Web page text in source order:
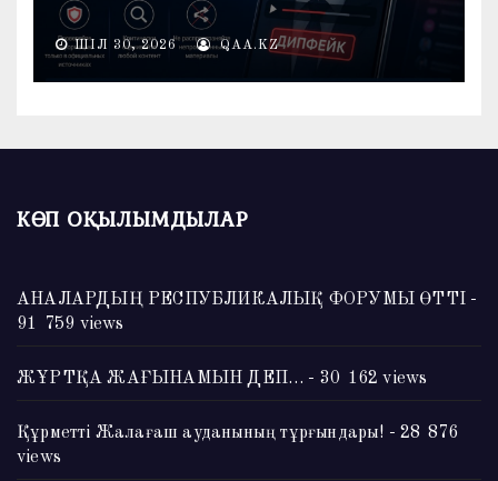
ШІЛ 30, 2026 QAA.KZ
КӨП ОҚЫЛЫМДЫЛАР
АНАЛАРДЫҢ РЕСПУБЛИКАЛЫҚ ФОРУМЫ ӨТТІ -
91 759 views
ЖҰРТҚА ЖАҒЫНАМЫН ДЕП… - 30 162 views
Құрметті Жалағаш ауданының тұрғындары! - 28 876
views